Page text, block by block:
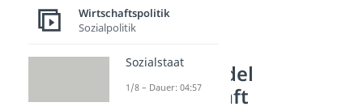
gestiegen.
Strukturwandel
Landwirtschaft
Wirtschaftspolitik
Sozialpolitik
Sozialstaat
1/8 – Dauer: 04:57